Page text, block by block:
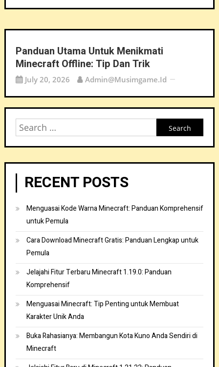
Panduan Utama Untuk Menikmati
Minecraft Offline: Tip Dan Trik
July 20, 2026 Admin@musimgame.id
Search
RECENT POSTS
Menguasai Kode Warna Minecraft: Panduan Komprehensif
untuk Pemula
Cara Download Minecraft Gratis: Panduan Lengkap untuk
Pemula
Jelajahi Fitur Terbaru Minecraft 1.19.0: Panduan
Komprehensif
Menguasai Minecraft: Tip Penting untuk Membuat
Karakter Unik Anda
Buka Rahasianya: Membangun Kota Kuno Anda Sendiri di
Minecraft